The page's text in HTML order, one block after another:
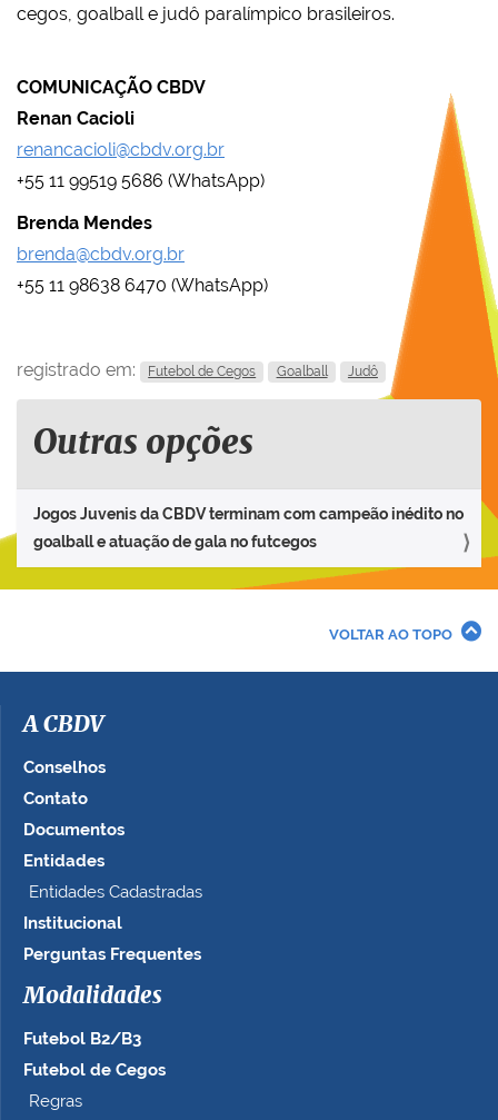
cegos, goalball e judô paralímpico brasileiros.
COMUNICAÇÃO CBDV
Renan Cacioli
renancacioli@cbdv.org.br
+55 11 99519 5686 (WhatsApp)
Brenda Mendes
brenda@cbdv.org.br
+55 11 98638 6470 (WhatsApp)
registrado em: Futebol de Cegos Goalball Judô
Outras opções
Jogos Juvenis da CBDV terminam com campeão inédito no
goalball e atuação de gala no futcegos
VOLTAR AO TOPO
A CBDV
Conselhos
Contato
Documentos
Entidades
Entidades Cadastradas
Institucional
Perguntas Frequentes
Modalidades
Futebol B2/B3
Futebol de Cegos
Regras